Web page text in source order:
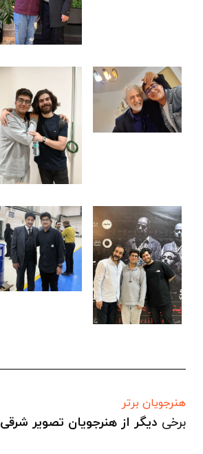
هنرجویان برتر
برخی دیگر از هنرجویان تصویر شرقی